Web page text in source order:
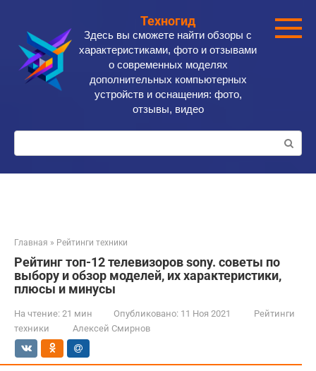
контенту
Техногид
Здесь вы сможете найти обзоры с
характеристиками, фото и отзывами
о современных моделях
дополнительных компьютерных
устройств и оснащения: фото,
отзывы, видео
Поиск:
Главная » Рейтинги техники
Рейтинг топ-12 телевизоров sony. советы по
выбору и обзор моделей, их характеристики,
плюсы и минусы
На чтение: 21 мин Опубликовано: 11 Ноя 2021
Рейтинги
техники
Алексей Смирнов